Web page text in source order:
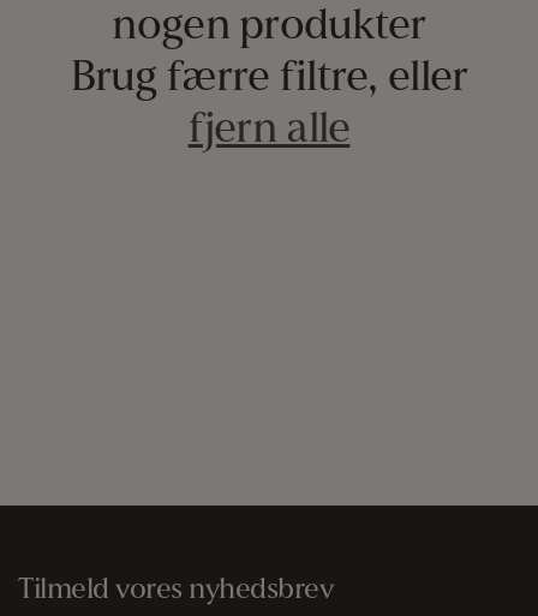
nogen produkter
Brug færre filtre, eller
fjern alle
Tilmeld vores nyhedsbrev